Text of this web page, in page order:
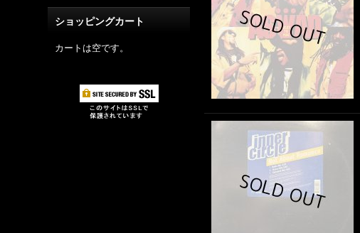
ショッピングカート
カートは空です。